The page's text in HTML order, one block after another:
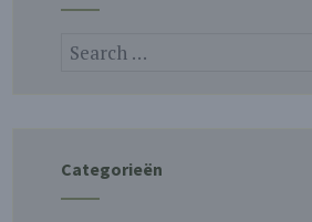
Categorieën